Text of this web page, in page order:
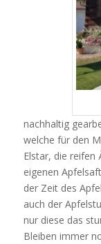
nachhaltig
welche für den
Elstar, die reifen
eigenen
der Zeit des
auch der
nur diese das
Bleiben immer